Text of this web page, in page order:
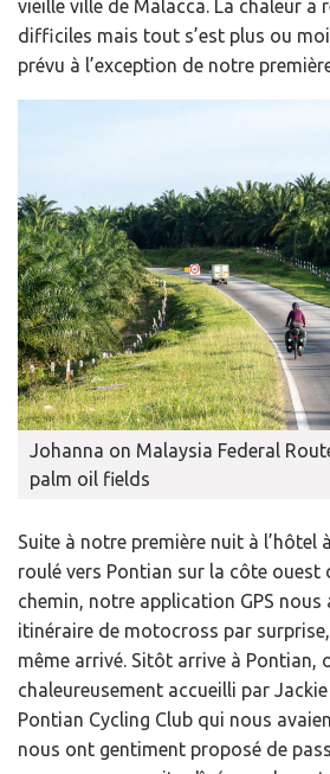
vieille ville de Malacca. La chaleur a
difficiles mais tout s’est plus ou
prévu à l’exception de notre
Johanna on Malaysia Federal
palm oil fields
Suite à notre première nuit à l’hôtel
roulé vers Pontian sur la côte ouest
chemin, notre application GPS nous
itinéraire de motocross par
même arrivé. Sitôt arrive à Pontian,
chaleureusement accueilli par
Pontian Cycling Club qui nous
nous ont gentiment proposé de